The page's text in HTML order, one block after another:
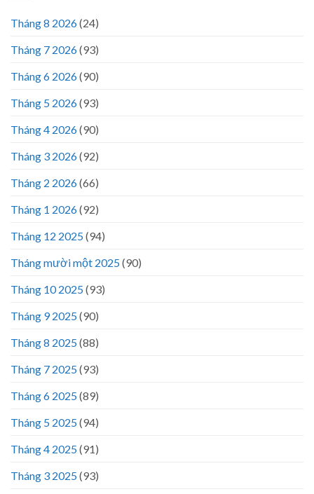
Tháng 8 2026(24)
Tháng 7 2026(93)
Tháng 6 2026(90)
Tháng 5 2026(93)
Tháng 4 2026(90)
Tháng 3 2026(92)
Tháng 2 2026(66)
Tháng 1 2026(92)
Tháng 12 2025(94)
Tháng mười một 2025(90)
Tháng 10 2025(93)
Tháng 9 2025(90)
Tháng 8 2025(88)
Tháng 7 2025(93)
Tháng 6 2025(89)
Tháng 5 2025(94)
Tháng 4 2025(91)
Tháng 3 2025(93)